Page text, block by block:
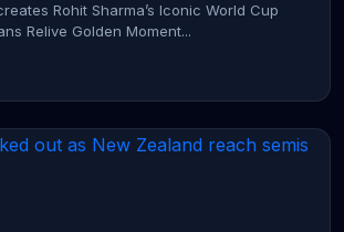
Rohit Sharma’s Iconic World Cup
Relive Golden Moment...